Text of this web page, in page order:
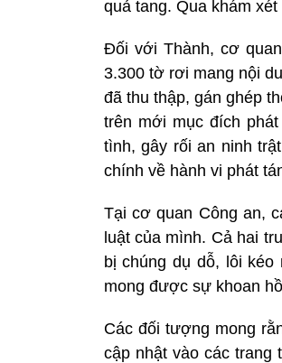
quả tang. Qua khám
Đối với Thành, cơ
3.300 tờ rơi mang nội
đã thu thập, gán ghép
trên mới mục đích
tình, gây rối an ninh
chính về hành vi phát
Tại cơ quan Công an,
luật của mình. Cả hai
bị chúng dụ dỗ, lôi
mong được sự khoan
Các đối tượng mong
cập nhật vào các trang